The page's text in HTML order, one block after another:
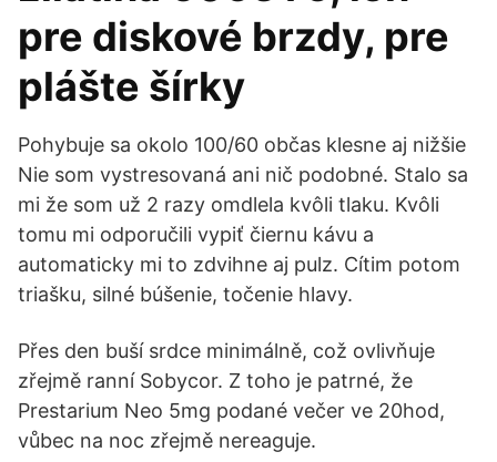
pre diskové brzdy, pre
plášte šírky
Pohybuje sa okolo 100/60 občas klesne aj nižšie
Nie som vystresovaná ani nič podobné. Stalo sa
mi že som už 2 razy omdlela kvôli tlaku. Kvôli
tomu mi odporučili vypiť čiernu kávu a
automaticky mi to zdvihne aj pulz. Cítim potom
triašku, silné búšenie, točenie hlavy.
Přes den buší srdce minimálně, což ovlivňuje
zřejmě ranní Sobycor. Z toho je patrné, že
Prestarium Neo 5mg podané večer ve 20hod,
vůbec na noc zřejmě nereaguje.